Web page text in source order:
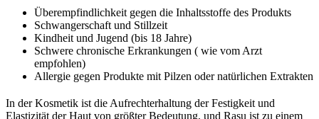
Überempfindlichkeit gegen die Inhaltsstoffe des Produkts
Schwangerschaft und Stillzeit
Kindheit und Jugend (bis 18 Jahre)
Schwere chronische Erkrankungen ( wie vom Arzt
empfohlen)
Allergie gegen Produkte mit Pilzen oder natürlichen Extrakten
In der Kosmetik ist die Aufrechterhaltung der Festigkeit und
Elastizität der Haut von größter Bedeutung, und Rasu ist zu einem